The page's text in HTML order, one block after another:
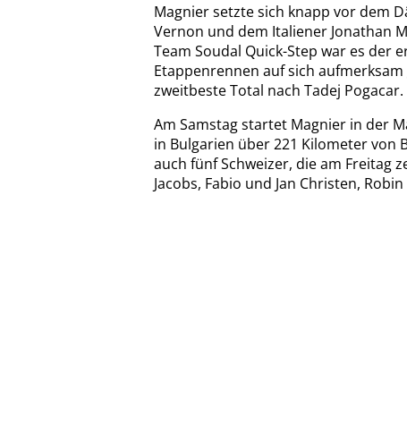
Magnier setzte sich knapp vor dem
Vernon und dem Italiener Jonathan
Team Soudal Quick-Step war es der
Etappenrennen auf sich
zweitbeste Total nach Tadej Pogacar.
Am Samstag startet Magnier in der
in Bulgarien über 221 Kilometer von
auch fünf Schweizer, die am Freitag
Jacobs, Fabio und Jan Christen,